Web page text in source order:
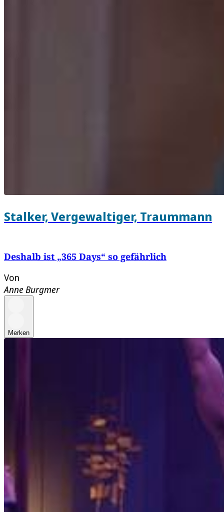
Stalker, Vergewaltiger, Traummann
Deshalb ist „365 Days“ so gefährlich
Von
Anne Burgmer
Merken